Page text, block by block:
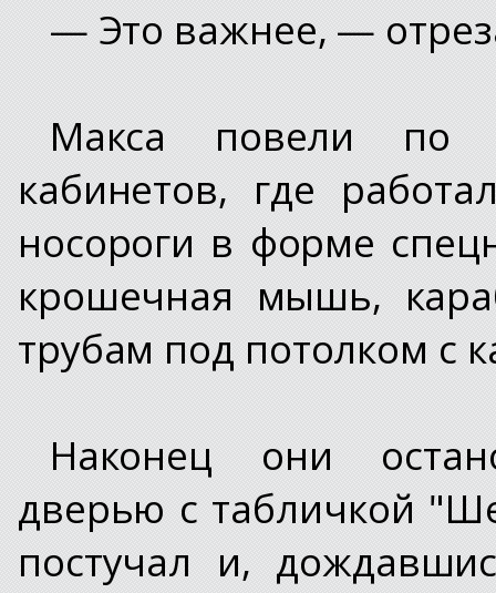
— Это важнее, —
Макса повели по
кабинетов, где
носороги в форме
крошечная мышь,
трубам под потолком с
Наконец они
дверью с табличкой
постучал и,